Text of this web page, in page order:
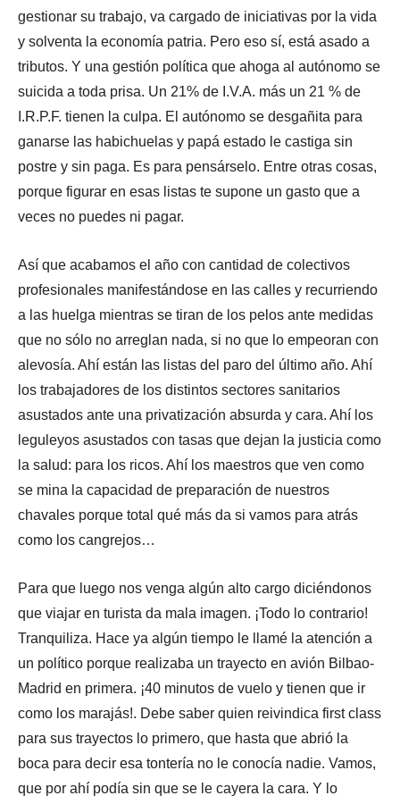
gestionar su trabajo, va cargado de iniciativas por la vida
y solventa la economía patria. Pero eso sí, está asado a
tributos. Y una gestión política que ahoga al autónomo se
suicida a toda prisa. Un 21% de I.V.A. más un 21 % de
I.R.P.F. tienen la culpa. El autónomo se desgañita para
ganarse las habichuelas y papá estado le castiga sin
postre y sin paga. Es para pensárselo. Entre otras cosas,
porque figurar en esas listas te supone un gasto que a
veces no puedes ni pagar.
Así que acabamos el año con cantidad de colectivos
profesionales manifestándose en las calles y recurriendo
a las huelga mientras se tiran de los pelos ante medidas
que no sólo no arreglan nada, si no que lo empeoran con
alevosía. Ahí están las listas del paro del último año. Ahí
los trabajadores de los distintos sectores sanitarios
asustados ante una privatización absurda y cara. Ahí los
leguleyos asustados con tasas que dejan la justicia como
la salud: para los ricos. Ahí los maestros que ven como
se mina la capacidad de preparación de nuestros
chavales porque total qué más da si vamos para atrás
como los cangrejos…
Para que luego nos venga algún alto cargo diciéndonos
que viajar en turista da mala imagen. ¡Todo lo contrario!
Tranquiliza. Hace ya algún tiempo le llamé la atención a
un político porque realizaba un trayecto en avión Bilbao-
Madrid en primera. ¡40 minutos de vuelo y tienen que ir
como los marajás!. Debe saber quien reivindica first class
para sus trayectos lo primero, que hasta que abrió la
boca para decir esa tontería no le conocía nadie. Vamos,
que por ahí podía sin que se le cayera la cara. Y lo